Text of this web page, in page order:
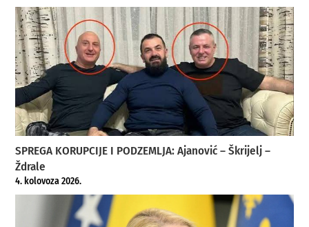
SPREGA KORUPCIJE I PODZEMLJA: Ajanović – Škrijelj –
Ždrale
4. kolovoza 2026.